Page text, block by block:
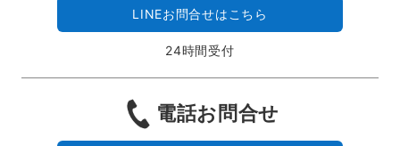
LINEお問合せはこちら
24時間受付
電話お問合せ